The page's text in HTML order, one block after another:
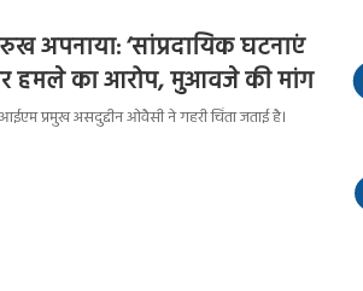
अपनाया: ‘सांप्रदायिक घटनाएं
हमले का आरोप, मुआवजे की मांग
प्रमुख असदुद्दीन ओवैसी ने गहरी चिंता जताई है।